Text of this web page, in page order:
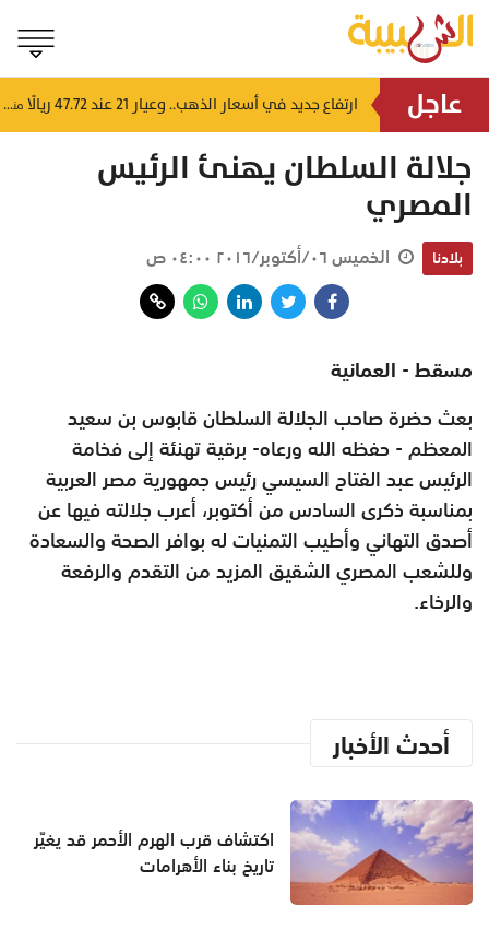
عاجل منذ ١٤ ساعة
ارتفاع جديد في أسعار الذهب.. وعيار 21 عند 47.72 ريالًا منذ ١٤ ساعة
جلالة السلطان يهنئ الرئيس
المصري
بلادنا الخميس ٠٦/أكتوبر/٢٠١٦ ٠٤:٠٠ ص
مسقط - العمانية
بعث حضرة صاحب الجلالة السلطان قابوس بن سعيد
المعظم - حفظه الله ورعاه- برقية تهنئة إلى فخامة
الرئيس عبد الفتاح السيسي رئيس جمهورية مصر العربية
بمناسبة ذكرى السادس من أكتوبر، أعرب جلالته فيها عن
أصدق التهاني وأطيب التمنيات له بوافر الصحة والسعادة
وللشعب المصري الشقيق المزيد من التقدم والرفعة
والرخاء.
أحدث الأخبار
اكتشاف قرب الهرم الأحمر قد يغيّر
تاريخ بناء الأهرامات